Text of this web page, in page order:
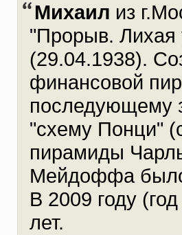
Михаил из
"Прорыв.
(29.04.1938).
финансовой
последующему
"схему Понци"
пирамиды
Мейдоффа
В 2009 году
лет.